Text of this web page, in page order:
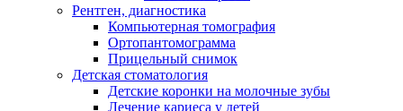
Рентген, диагностика
Компьютерная томография
Ортопантомограмма
Прицельный снимок
Детская стоматология
Детские коронки на молочные зубы
Лечение кариеса у детей